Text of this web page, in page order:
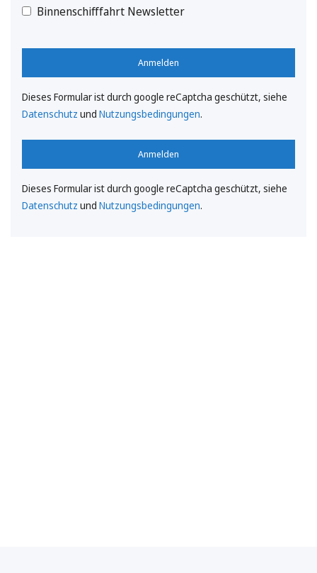
Binnenschifffahrt Newsletter
Anmelden
Dieses Formular ist durch google reCaptcha geschützt, siehe
Datenschutz und Nutzungsbedingungen.
Anmelden
Dieses Formular ist durch google reCaptcha geschützt, siehe
Datenschutz und Nutzungsbedingungen.